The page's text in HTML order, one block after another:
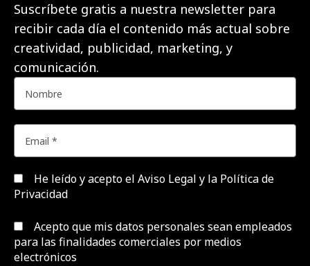
Suscríbete gratis a nuestra newsletter para
recibir cada día el contenido más actual sobre
creatividad, publicidad, marketing, y
comunicación.
He leído y acepto el Aviso Legal y la Política de
Privacidad
Acepto que mis datos personales sean empleados
para las finalidades comerciales por medios
electrónicos